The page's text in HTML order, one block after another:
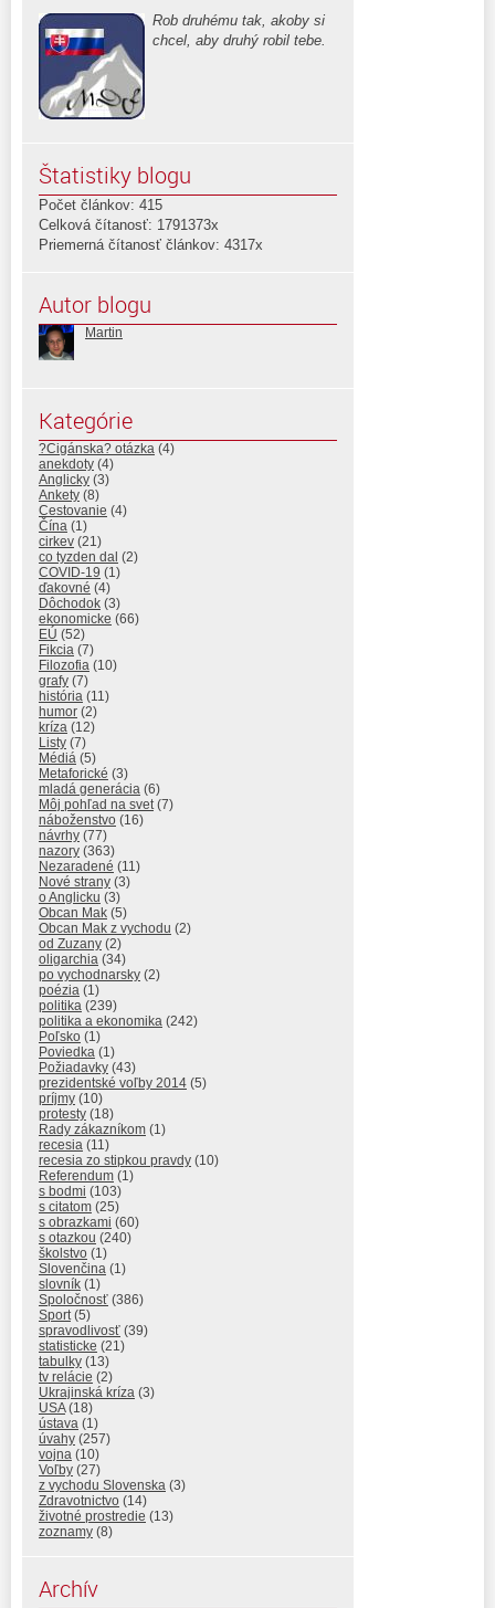
Rob druhému tak, akoby si
chcel, aby druhý robil tebe.
Štatistiky blogu
Počet článkov: 415
Celková čítanosť: 1791373x
Priemerná čítanosť článkov: 4317x
Autor blogu
Martin
Kategórie
?Cigánska? otázka (4)
anekdoty (4)
Anglicky (3)
Ankety (8)
Cestovanie (4)
Čína (1)
cirkev (21)
co tyzden dal (2)
COVID-19 (1)
ďakovné (4)
Dôchodok (3)
ekonomicke (66)
EÚ (52)
Fikcia (7)
Filozofia (10)
grafy (7)
história (11)
humor (2)
kríza (12)
Listy (7)
Médiá (5)
Metaforické (3)
mladá generácia (6)
Môj pohľad na svet(7)
náboženstvo (16)
návrhy (77)
nazory (363)
Nezaradené (11)
Nové strany (3)
o Anglicku (3)
Obcan Mak (5)
Obcan Mak z vychodu (2)
od Zuzany (2)
oligarchia (34)
po vychodnarsky (2)
poézia (1)
politika (239)
politika a ekonomika (242)
Poľsko (1)
Poviedka (1)
Požiadavky (43)
prezidentské voľby 2014 (5)
príjmy (10)
protesty (18)
Rady zákazníkom (1)
recesia (11)
recesia zo stipkou pravdy (10)
Referendum (1)
s bodmi (103)
s citatom (25)
s obrazkami (60)
s otazkou (240)
školstvo (1)
Slovenčina (1)
slovník (1)
Spoločnosť (386)
Sport(5)
spravodlivosť (39)
statisticke (21)
tabulky (13)
tv relácie (2)
Ukrajinská kríza (3)
USA(18)
ústava (1)
úvahy (257)
vojna (10)
Voľby (27)
z vychodu Slovenska (3)
Zdravotnictvo (14)
životné prostredie (13)
zoznamy (8)
Archív